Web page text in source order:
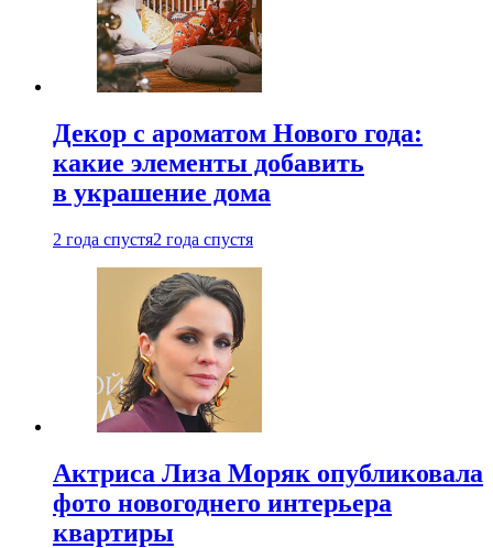
Декор с ароматом Нового года:
какие элементы добавить
в украшение дома
2 года спустя2 года спустя
Актриса Лиза Моряк опубликовала
фото новогоднего интерьера
квартиры